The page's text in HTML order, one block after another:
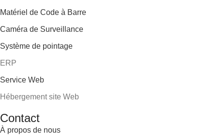
Matériel de Code à Barre
Caméra de Surveillance
Système de pointage
ERP
Service Web
Hébergement site Web
Contact
À propos de nous